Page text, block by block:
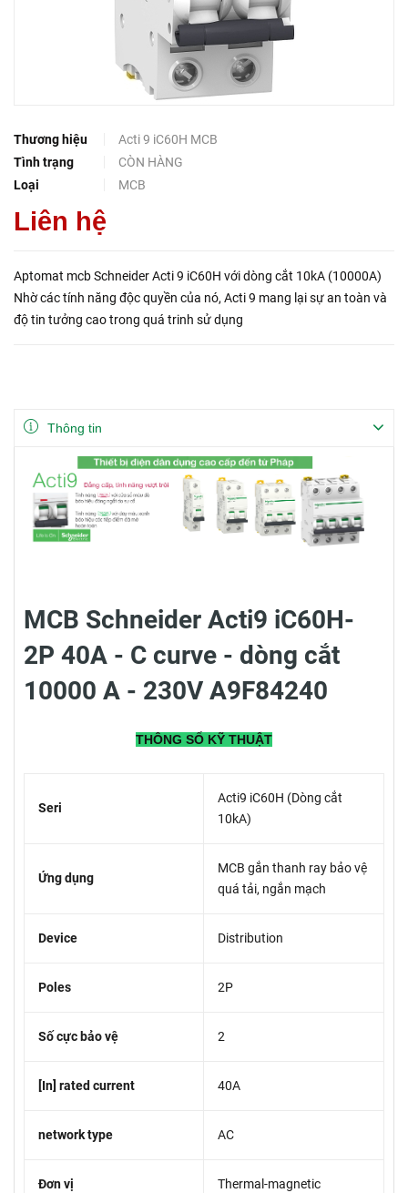
Thương hiệu
Acti 9 iC60H MCB
Tình trạng
CÒN HÀNG
Loại
MCB
Liên hệ
Aptomat mcb Schneider Acti 9 iC60H với dòng cắt 10kA (10000A)
Nhờ các tính năng độc quyền của nó, Acti 9 mang lại sự an toàn và
độ tin tưởng cao trong quá trinh sử dụng
Thông tin
MCB Schneider Acti9 iC60H-
2P 40A - C curve - dòng cắt
10000 A - 230V A9F84240
THÔNG SỐ KỸ THUẬT
Seri
Acti9 iC60H (Dòng cắt
10kA)
Ứng dụng
MCB gắn thanh ray bảo vệ
quá tải, ngắn mạch
Device Distribution
Poles 2P
Số cực bảo vệ 2
[In] rated current 40A
network type AC
Đơn vị Thermal-magnetic